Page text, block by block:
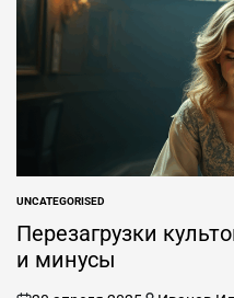
ОПУБЛИКОВАНО
В
UNCATEGORISED
Перезагрузки
и минусы